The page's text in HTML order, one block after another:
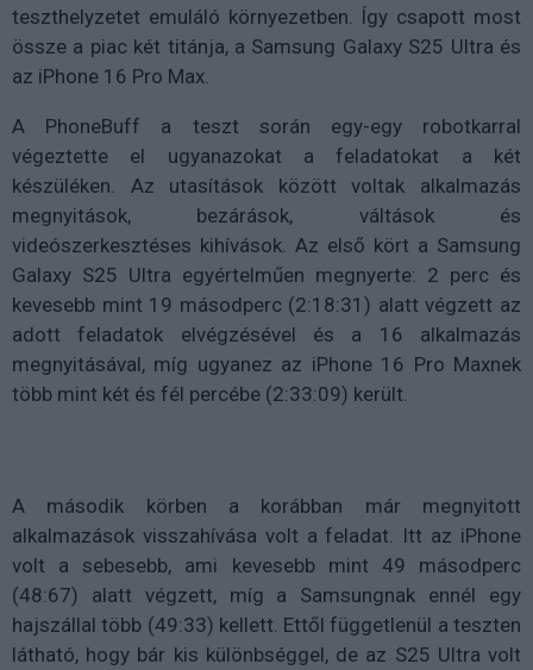
teszthelyzetet emuláló környezetben. Így csapott most
össze a piac két titánja, a Samsung Galaxy S25 Ultra és
az iPhone 16 Pro Max.
A PhoneBuff a teszt során egy-egy robotkarral
végeztette el ugyanazokat a feladatokat a két
készüléken. Az utasítások között voltak alkalmazás
megnyitások, bezárások, váltások és
videószerkesztéses kihívások. Az első kört a Samsung
Galaxy S25 Ultra egyértelműen megnyerte: 2 perc és
kevesebb mint 19 másodperc (2:18:31) alatt végzett az
adott feladatok elvégzésével és a 16 alkalmazás
megnyitásával, míg ugyanez az iPhone 16 Pro Maxnek
több mint két és fél percébe (2:33:09) került.
A második körben a korábban már megnyitott
alkalmazások visszahívása volt a feladat. Itt az iPhone
volt a sebesebb, ami kevesebb mint 49 másodperc
(48:67) alatt végzett, míg a Samsungnak ennél egy
hajszállal több (49:33) kellett. Ettől függetlenül a teszten
látható, hogy bár kis különbséggel, de az S25 Ultra volt